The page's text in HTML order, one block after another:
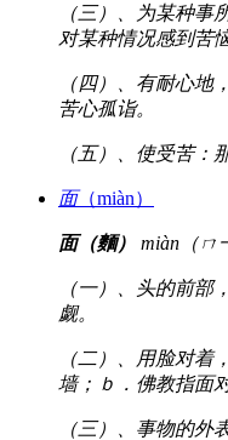
（三）、为某种
对某种情况感到苦
（四）、有耐心地
苦心孤诣。
（五）、使受苦：
面（miàn）
面（麵） miàn（ㄇ
（一）、头的前部
觑。
（二）、用脸对着
墙；ｂ．佛教指面
（三）、事物的外